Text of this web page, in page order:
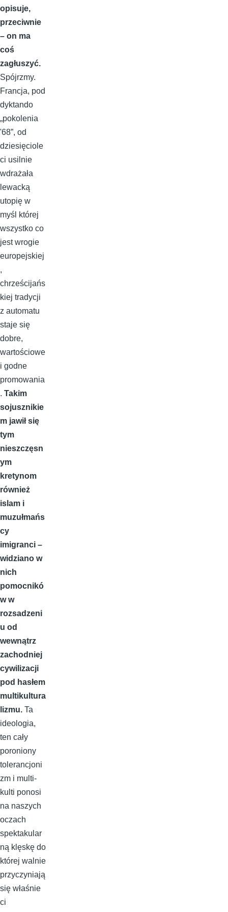
opisuje,
przeciwnie
– on ma
coś
zagłuszyć.
Spójrzmy.
Francja, pod
dyktando
„pokolenia
'68”, od
dziesięciole
ci usilnie
wdrażała
lewacką
utopię w
myśl której
wszystko co
jest wrogie
europejskiej
,
chrześcijańs
kiej tradycji
z automatu
staje się
dobre,
wartościowe
i godne
promowania
. Takim
sojusznikie
m jawił się
tym
nieszczęsn
ym
kretynom
również
islam i
muzułmańs
cy
imigranci –
widziano w
nich
pomocnikó
w w
rozsadzeni
u od
wewnątrz
zachodniej
cywilizacji
pod hasłem
multikultura
lizmu. Ta
ideologia,
ten cały
poroniony
tolerancjoni
zm i multi-
kulti ponosi
na naszych
oczach
spektakular
ną klęskę do
której walnie
przyczyniają
się właśnie
ci